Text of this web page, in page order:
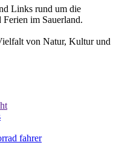
Links rund um die
im Sauerland.
von Natur, Kultur und
fahrer